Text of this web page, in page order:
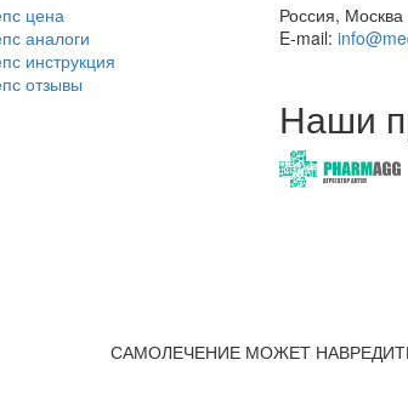
цена
аналоги
инструкция
отзывы
Россия, Москва
E-mail:
Наши
САМОЛЕЧЕНИЕ МОЖЕТ